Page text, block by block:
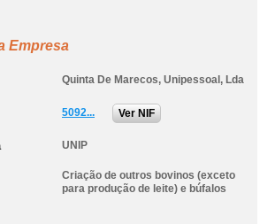
Empresa
Quinta De Marecos, Unipessoal, Lda
5092... Ver NIF
UNIP
Criação de outros bovinos (exceto
para produção de leite) e búfalos